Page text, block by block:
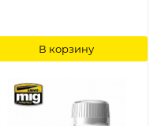
В корзину